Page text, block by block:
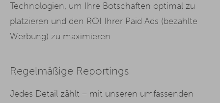
Technologien, um Ihre Botschaften optimal zu
platzieren und den ROI Ihrer Paid Ads (bezahlte
Werbung) zu maximieren.
Regelmäßige Reportings
Jedes Detail zählt – mit unseren umfassenden